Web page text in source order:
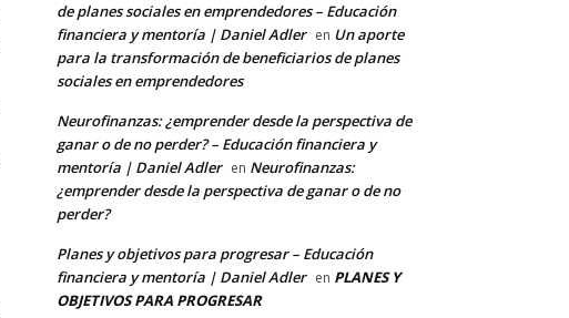
de planes sociales en emprendedores – Educación
financiera y mentoría | Daniel Adler en Un aporte
para la transformación de beneficiarios de planes
sociales en emprendedores
Neurofinanzas: ¿emprender desde la perspectiva de
ganar o de no perder? – Educación financiera y
mentoría | Daniel Adler en Neurofinanzas:
¿emprender desde la perspectiva de ganar o de no
perder?
Planes y objetivos para progresar – Educación
financiera y mentoría | Daniel Adler en PLANES Y
OBJETIVOS PARA PROGRESAR